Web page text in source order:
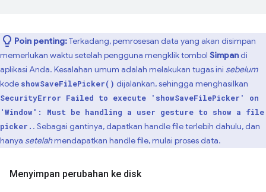
Poin penting:Terkadang, pemrosesan data yang akan disimpan
memerlukan waktu setelah pengguna mengklik tombol Simpandi
aplikasi Anda. Kesalahan umum adalah melakukan tugas ini sebelum
kode showSaveFilePicker() dijalankan, sehingga menghasilkan
SecurityError Failed to execute 'showSaveFilePicker' on
'Window': Must be handling a user gesture to show a file
picker. . Sebagai gantinya, dapatkan handle file terlebih dahulu, dan
hanya setelahmendapatkan handle file, mulai proses data.
Menyimpan perubahan ke disk